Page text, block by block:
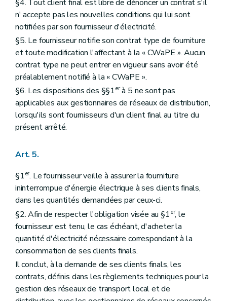
§4. Tout client final est libre de dénoncer un contrat s'il
n' accepte pas les nouvelles conditions qui lui sont
notifiées par son fournisseur d'électricité.
§5. Le fournisseur notifie son contrat type de fourniture
et toute modification l'affectant à la « CWaPE ». Aucun
contrat type ne peut entrer en vigueur sans avoir été
préalablement notifié à la « CWaPE ».
§6. Les dispositions des §§1erà 5 ne sont pas
applicables aux gestionnaires de réseaux de distribution,
lorsqu'ils sont fournisseurs d'un client final au titre du
présent arrêté.
Art. 5.
§1er. Le fournisseur veille à assurer la fourniture
ininterrompue d'énergie électrique à ses clients finals,
dans les quantités demandées par ceux-ci.
§2. Afin de respecter l'obligation visée au §1er, le
fournisseur est tenu, le cas échéant, d'acheter la
quantité d'électricité nécessaire correspondant à la
consommation de ses clients finals.
Il conclut, à la demande de ses clients finals, les
contrats, définis dans les règlements techniques pour la
gestion des réseaux de transport local et de